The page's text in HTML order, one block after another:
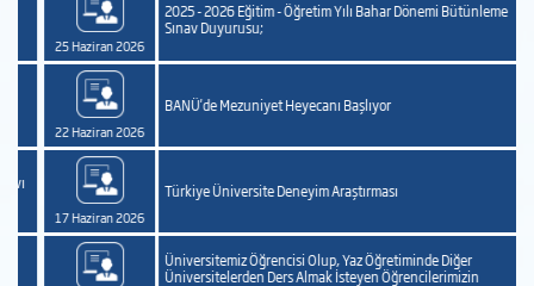
25 Haziran 2026
2025 - 2026 Eğitim - Öğretim Yılı Bahar Dönemi Bütünleme
Sınav Duyurusu;
22 Haziran 2026
BANÜ'de Mezuniyet Heyecanı Başlıyor
17 Haziran 2026
Türkiye Üniversite Deneyim Araştırması
Üniversitemiz Öğrencisi Olup, Yaz Öğretiminde Diğer
Üniversitelerden Ders Almak İsteyen Öğrencilerimizin